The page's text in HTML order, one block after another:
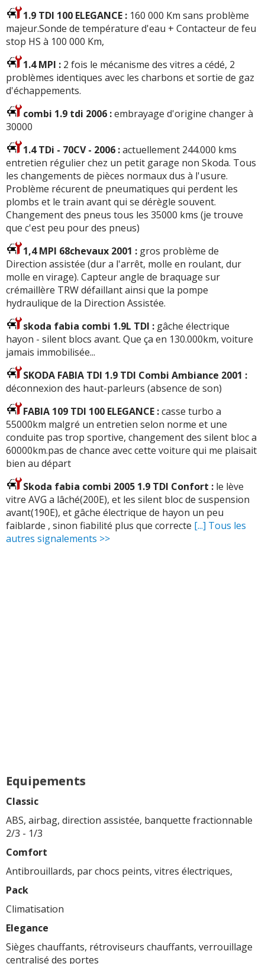
1.9 TDI 100 ELEGANCE : 160 000 Km sans problème
majeur.Sonde de température d'eau + Contacteur de feu
stop HS à 100 000 Km,
1.4 MPI : 2 fois le mécanisme des vitres a cédé, 2
problèmes identiques avec les charbons et sortie de gaz
d'échappements.
combi 1.9 tdi 2006 :embrayage d'origine changer à
30000
1.4 TDi - 70CV - 2006 :actuellement 244.000 kms
entretien régulier chez un petit garage non Skoda. Tous
les changements de pièces normaux dus à l'usure.
Problème récurent de pneumatiques qui perdent les
plombs et le train avant qui se dérègle souvent.
Changement des pneus tous les 35000 kms (je trouve
que c'est peu pour des pneus)
1,4 MPI 68chevaux 2001 : gros problème de
Direction assistée (dur a l'arrêt, molle en roulant, dur
molle en virage). Capteur angle de braquage sur
crémaillère TRW défaillant ainsi que la pompe
hydraulique de la Direction Assistée.
skoda fabia combi 1.9L TDI : gâche électrique
hayon - silent blocs avant. Que ça en 130.000km, voiture
jamais immobilisée...
SKODA FABIA TDI 1.9 TDI Combi Ambiance 2001 :
déconnexion des haut-parleurs (absence de son)
FABIA 109 TDI 100 ELEGANCE :casse turbo a
55000km malgré un entretien selon norme et une
conduite pas trop sportive, changement des silent bloc a
60000km.pas de chance avec cette voiture qui me plaisait
bien au départ
Skoda fabia combi 2005 1.9 TDI Confort : le lève
vitre AVG a lâché(200E), et les silent bloc de suspension
avant(190E), et gâche électrique de hayon un peu
faiblarde , sinon fiabilité plus que correcte [...] Tous les
autres signalements >>
Equipements
Classic
ABS, airbag, direction assistée, banquette fractionnable
2/3 - 1/3
Comfort
Antibrouillards, par chocs peints, vitres électriques,
Pack
Climatisation
Elegance
Sièges chauffants, rétroviseurs chauffants, verrouillage
centralisé des portes